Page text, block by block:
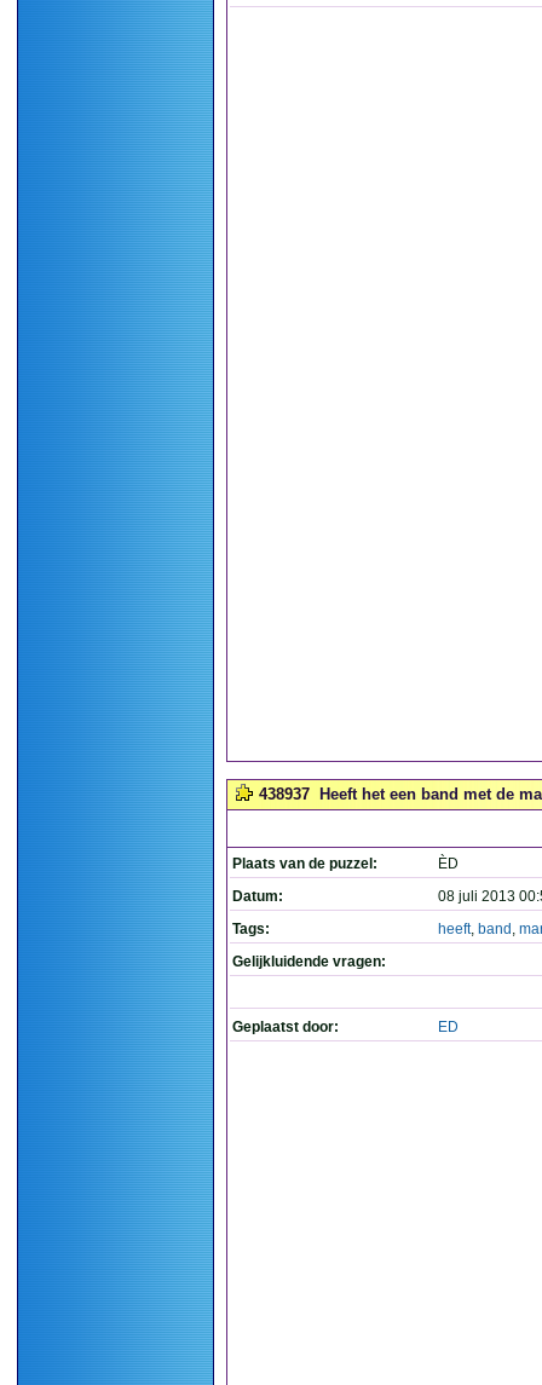
438937 Heeft het een band met de
Plaats van de puzzel:
ÈD
Datum:
08 juli 2013
Tags:
heeft, band ,
Gelijkluidende vragen:
Geplaatst door: ED